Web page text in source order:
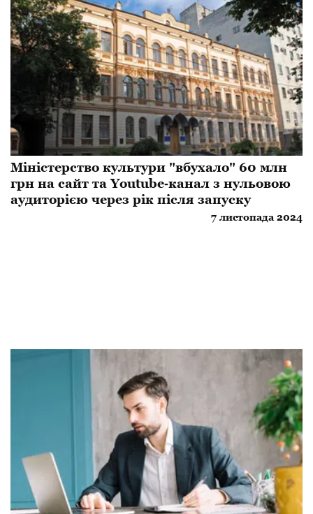
Міністерство культури "вбухало" 60 млн
грн на сайт та Youtube‐канал з нульовою
аудиторією через рік після запуску
7 листопада 2024